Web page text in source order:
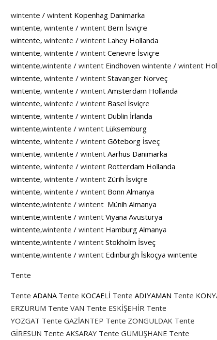
wintente /wintent Kopenhag Danimarka
wintente,wintente /wintent Bern İsviçre
wintente,wintente /wintent Lahey Hollanda
wintente,wintente /wintent Cenevre İsviçre
wintente,wintente /wintent Eindhovenwintente /wintent
wintente,wintente /wintent Stavanger Norveç
wintente,wintente /wintent Amsterdam Hollanda
wintente,wintente /wintent Basel İsviçre
wintente,wintente /wintent Dublin İrlanda
wintente,wintente /wintent Lüksemburg
wintente,wintente /wintent Göteborg İsveç
wintente,wintente /wintent Aarhus Danimarka
wintente,wintente /wintent Rotterdam Hollanda
wintente,wintente /wintent Zürih İsviçre
wintente,wintente /wintent Bonn Almanya
wintente,wintente /wintent Münih Almanya
wintente,wintente /wintent Viyana Avusturya
wintente,wintente /wintent Hamburg Almanya
wintente,wintente /wintent Stokholm İsveç
wintente,wintente /wintent Edinburgh İskoçya wintente
Tente
Tente ADANA Tente KOCAELİ Tente ADIYAMAN Tente
ERZURUM Tente VAN Tente ESKİŞEHİR Tente
YOZGAT Tente GAZİANTEP Tente ZONGULDAK Tente
GİRESUN Tente AKSARAY Tente GÜMÜŞHANE Tente